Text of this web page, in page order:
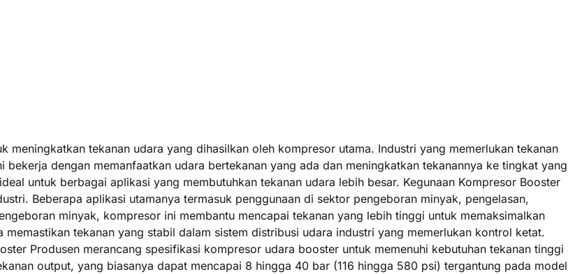
tekanan udara yang dihasilkan oleh kompresor utama. Industri yang memerlukan tekanan
dengan memanfaatkan udara bertekanan yang ada dan meningkatkan tekanannya ke tingkat yang
untuk berbagai aplikasi yang membutuhkan tekanan udara lebih besar. Kegunaan Kompresor Booster
Beberapa aplikasi utamanya termasuk penggunaan di sektor pengeboran minyak, pengelasan,
minyak, kompresor ini membantu mencapai tekanan yang lebih tinggi untuk memaksimalkan
tekanan yang stabil dalam sistem distribusi udara industri yang memerlukan kontrol ketat.
Produsen merancang spesifikasi kompresor udara booster untuk memenuhi kebutuhan tekanan tinggi
output, yang biasanya dapat mencapai 8 hingga 40 bar (116 hingga 580 psi) tergantung pada model